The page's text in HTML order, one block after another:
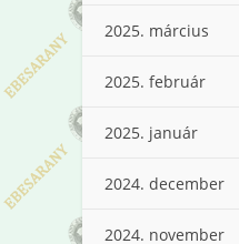
2025. március
2025. február
2025. január
2024. december
2024. november